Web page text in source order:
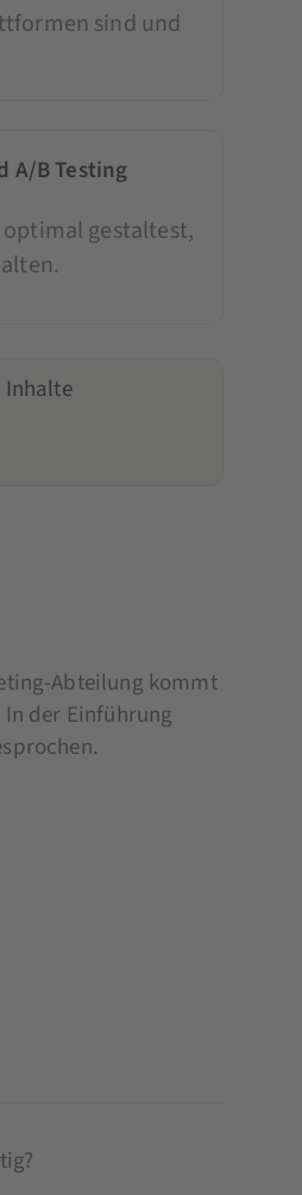
sind und
A/B Testing
gestaltest,
Inhalte
Abteilung kommt
der Einführung